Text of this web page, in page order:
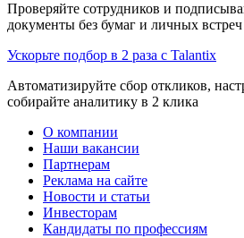
Проверяйте сотрудников и
документы без бумаг и личных встреч
Ускорьте подбор в 2 раза с Talantix
Автоматизируйте сбор откликов,
собирайте аналитику в 2 клика
О компании
Наши вакансии
Партнерам
Реклама на сайте
Новости и статьи
Инвесторам
Кандидаты по профессиям